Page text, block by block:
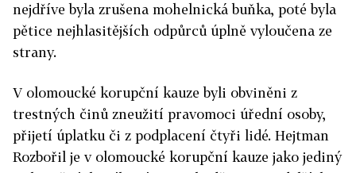
nejdříve byla zrušena mohelnická buňka, poté byla
pětice nejhlasitějších odpůrců úplně vyloučena ze
strany.
V olomoucké korupční kauze byli obviněni z
trestných činů zneužití pravomoci úřední osoby,
přijetí úplatku či z podplacení čtyři lidé. Hejtman
Rozbořil je v olomoucké korupční kauze jako jediný